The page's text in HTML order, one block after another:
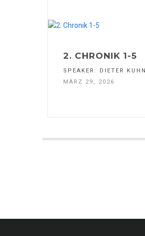
2. CHRONIK 1-5
SPEAKER: DIETER KUHN
MÄRZ 29, 2026